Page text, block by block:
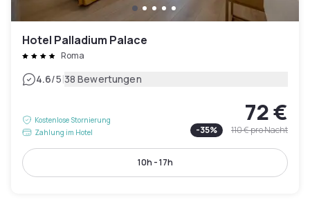
Hotel Palladium Palace
Roma
4.6/5|38 Bewertungen
Kostenlose Stornierung
Zahlung im Hotel
72 €
-35% 110 €pro Nacht
10h - 17h